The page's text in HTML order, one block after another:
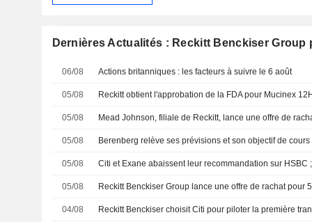
Dernières Actualités : Reckitt Benckiser Group
06/08 Actions britanniques : les facteurs à suivre le 6 août
05/08
05/08
05/08
05/08
05/08
04/08